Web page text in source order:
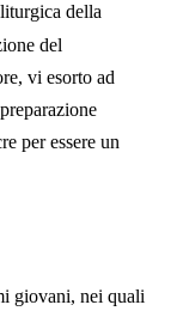
della
del
vi esorto ad
per essere un
giovani, nei quali